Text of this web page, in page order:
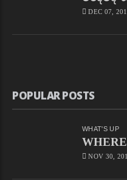
DEC 07,
POPULAR POSTS
WHAT'S UP
NOV 30,